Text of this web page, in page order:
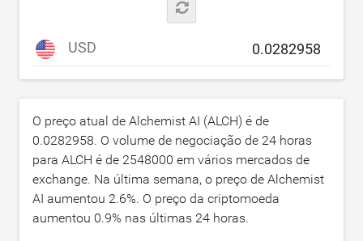
USD
O preço atual de Alchemist AI (ALCH) é de
0.0282958. O volume de negociação de 24 horas
para ALCH é de 2548000 em vários mercados de
exchange. Na última semana, o preço de Alchemist
AI aumentou 2.6%. O preço da criptomoeda
aumentou 0.9% nas últimas 24 horas.